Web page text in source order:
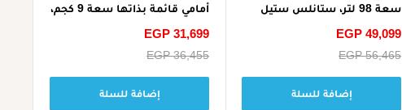
سعة 98 لتر، ستانلس ستيل
(شحن مجاني)
سعر
EGP 49,099
سعر
EGP 56,465
إضافة للسلة
أمامي قائمة بذاتها سعة 9 كجم،
سعر
EGP 31,699
سعر
EGP 36,455
إضافة للسلة